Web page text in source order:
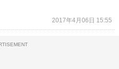
2017年4月06日 15:55